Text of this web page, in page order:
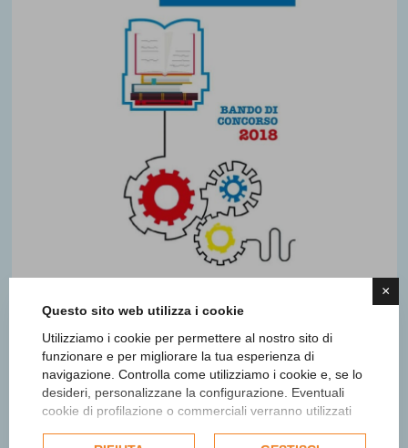
×
Questo sito web utilizza i cookie
Utilizziamo i cookie per permettere al nostro sito di
funzionare e per migliorare la tua esperienza di
navigazione. Controlla come utilizziamo i cookie e, se lo
desideri, personalizzane la configurazione. Eventuali
cookie di profilazione o commerciali verranno utilizzati
Edizione 2018
VINCITORI E FINALISTI